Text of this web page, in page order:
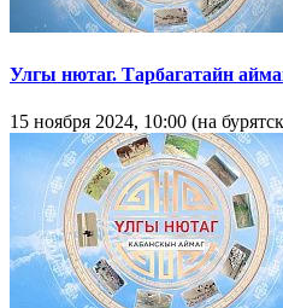
Улгы нютаг. Тарбагатайн
15 ноября 2024, 10:00 (на